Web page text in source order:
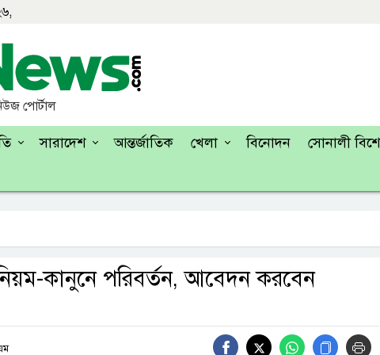
পোর্টাল
সারাদেশ আন্তর্জাতিক খেলা বিনোদন সোনালী
কানুনে পরিবর্তন, আবেদন করবেন